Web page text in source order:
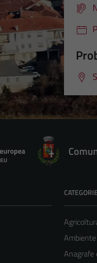
Ambiente
Anagrafe